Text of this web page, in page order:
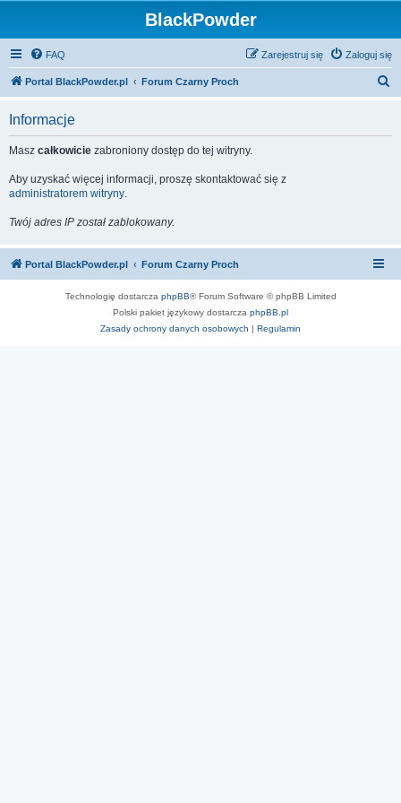
BlackPowder
FAQ Zaloguj się
Zarejestruj się
Portal BlackPowder.pl Forum Czarny Proch
Informacje
Masz całkowicie zabroniony dostęp do tej witryny.
Aby uzyskać więcej informacji, proszę skontaktować się z
administratorem witryny.
Twój adres IP został zablokowany.
Portal BlackPowder.pl Forum Czarny Proch
Technologię dostarcza phpBB® Forum Software © phpBB Limited
Polski pakiet językowy dostarcza phpBB.pl
Zasady ochrony danych osobowych | Regulamin